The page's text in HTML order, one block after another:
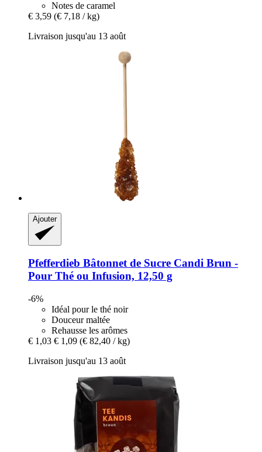
Notes de caramel
€ 3,59 (€ 7,18 / kg)
Livraison jusqu'au 13 août
Ajouter
Pfefferdieb Bâtonnet de Sucre Candi Brun -​
Pour Thé ou Infusion, 12,50 g
-6%
Idéal pour le thé noir
Douceur maltée
Rehausse les arômes
€ 1,03 € 1,09 (€ 82,40 / kg)
Livraison jusqu'au 13 août